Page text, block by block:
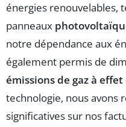
énergies renouvelables,
panneaux
notre dépendance aux
également permis de
émissions de gaz à effet
technologie, nous avons
significatives sur nos